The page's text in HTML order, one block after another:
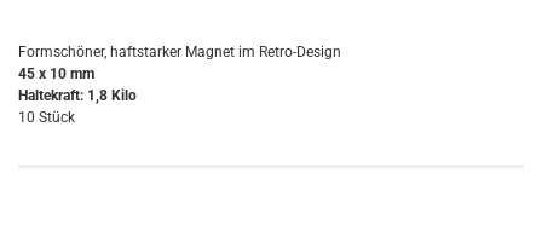
Formschöner, haftstarker Magnet im Retro-Design
45 x 10 mm
Haltekraft: 1,8 Kilo
10 Stück